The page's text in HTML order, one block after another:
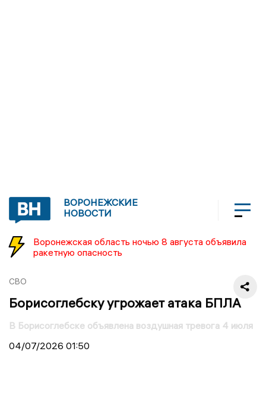
ВОРОНЕЖСКИЕ
НОВОСТИ
Воронежская область ночью 8 августа объявила
ракетную опасность
СВО
Борисоглебску угрожает атака БПЛА
В Борисоглебске объявлена воздушная тревога 4 июля
04/07/2026 01:50